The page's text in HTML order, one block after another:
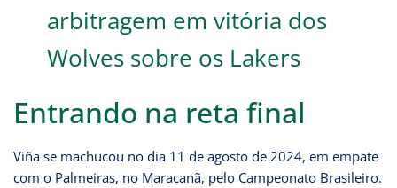
arbitragem em vitória dos
Wolves sobre os Lakers
Entrando na reta final
Viña se machucou no dia 11 de agosto de 2024, em empate
com o Palmeiras, no Maracanã, pelo Campeonato Brasileiro.